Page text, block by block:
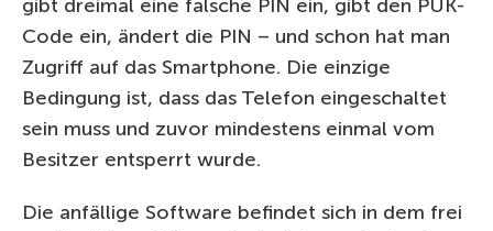
gibt dreimal eine falsche PIN ein, gibt den PUK-
Code ein, ändert die PIN – und schon hat man
Zugriff auf das Smartphone. Die einzige
Bedingung ist, dass das Telefon eingeschaltet
sein muss und zuvor mindestens einmal vom
Besitzer entsperrt wurde.
Die anfällige Software befindet sich in dem frei